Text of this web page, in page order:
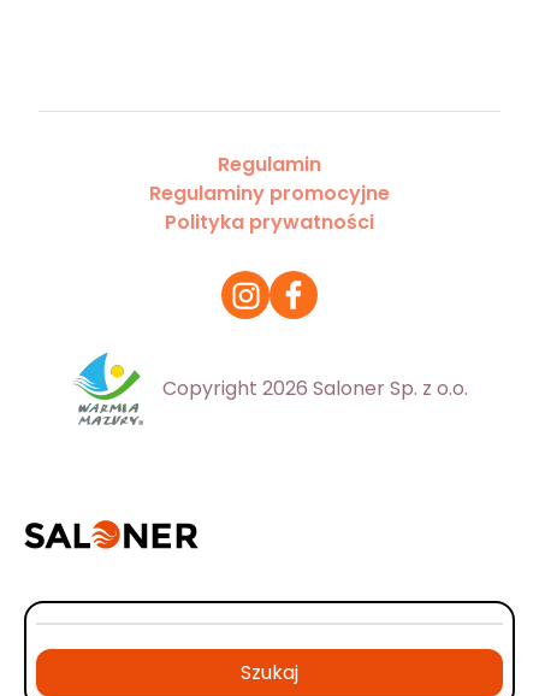
Regulamin
Regulaminy promocyjne
Polityka prywatności
Copyright 2026 Saloner Sp. z o.o.
Szukaj